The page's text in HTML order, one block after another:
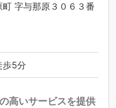
字与那原３０６３番
歩5分
高いサービスを提供